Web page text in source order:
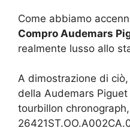
Come abbiamo
Compro Audemars
realmente lusso allo
A dimostrazione di
della Audemars
tourbillon